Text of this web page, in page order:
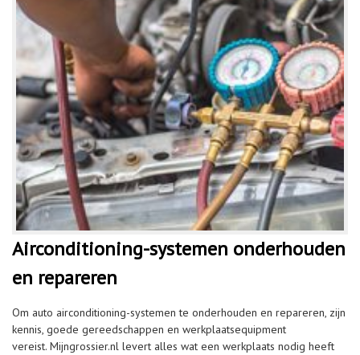
Airconditioning-systemen onderhouden
en repareren
Om auto airconditioning-systemen te onderhouden en repareren, zijn
kennis, goede gereedschappen en werkplaatsequipment
vereist. Mijngrossier.nl levert alles wat een werkplaats nodig heeft